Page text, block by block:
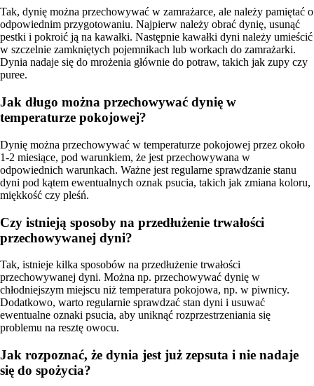
Tak, dynię można przechowywać w zamrażarce, ale należy pamiętać o
odpowiednim przygotowaniu. Najpierw należy obrać dynię, usunąć
pestki i pokroić ją na kawałki. Następnie kawałki dyni należy umieścić
w szczelnie zamkniętych pojemnikach lub workach do zamrażarki.
Dynia nadaje się do mrożenia głównie do potraw, takich jak zupy czy
puree.
Jak długo można przechowywać dynię w
temperaturze pokojowej?
Dynię można przechowywać w temperaturze pokojowej przez około
1-2 miesiące, pod warunkiem, że jest przechowywana w
odpowiednich warunkach. Ważne jest regularne sprawdzanie stanu
dyni pod kątem ewentualnych oznak psucia, takich jak zmiana koloru,
miękkość czy pleśń.
Czy istnieją sposoby na przedłużenie trwałości
przechowywanej dyni?
Tak, istnieje kilka sposobów na przedłużenie trwałości
przechowywanej dyni. Można np. przechowywać dynię w
chłodniejszym miejscu niż temperatura pokojowa, np. w piwnicy.
Dodatkowo, warto regularnie sprawdzać stan dyni i usuwać
ewentualne oznaki psucia, aby uniknąć rozprzestrzeniania się
problemu na resztę owocu.
Jak rozpoznać, że dynia jest już zepsuta i nie nadaje
się do spożycia?